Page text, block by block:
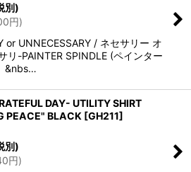
別)
円)
or UNNECESSARY / ネセサリー オ
リ-PAINTER SPINDLE (ペインター
&nbs…
DAY- UTILITY SHIRT
PEACE" BLACK [GH211]
別)
円)